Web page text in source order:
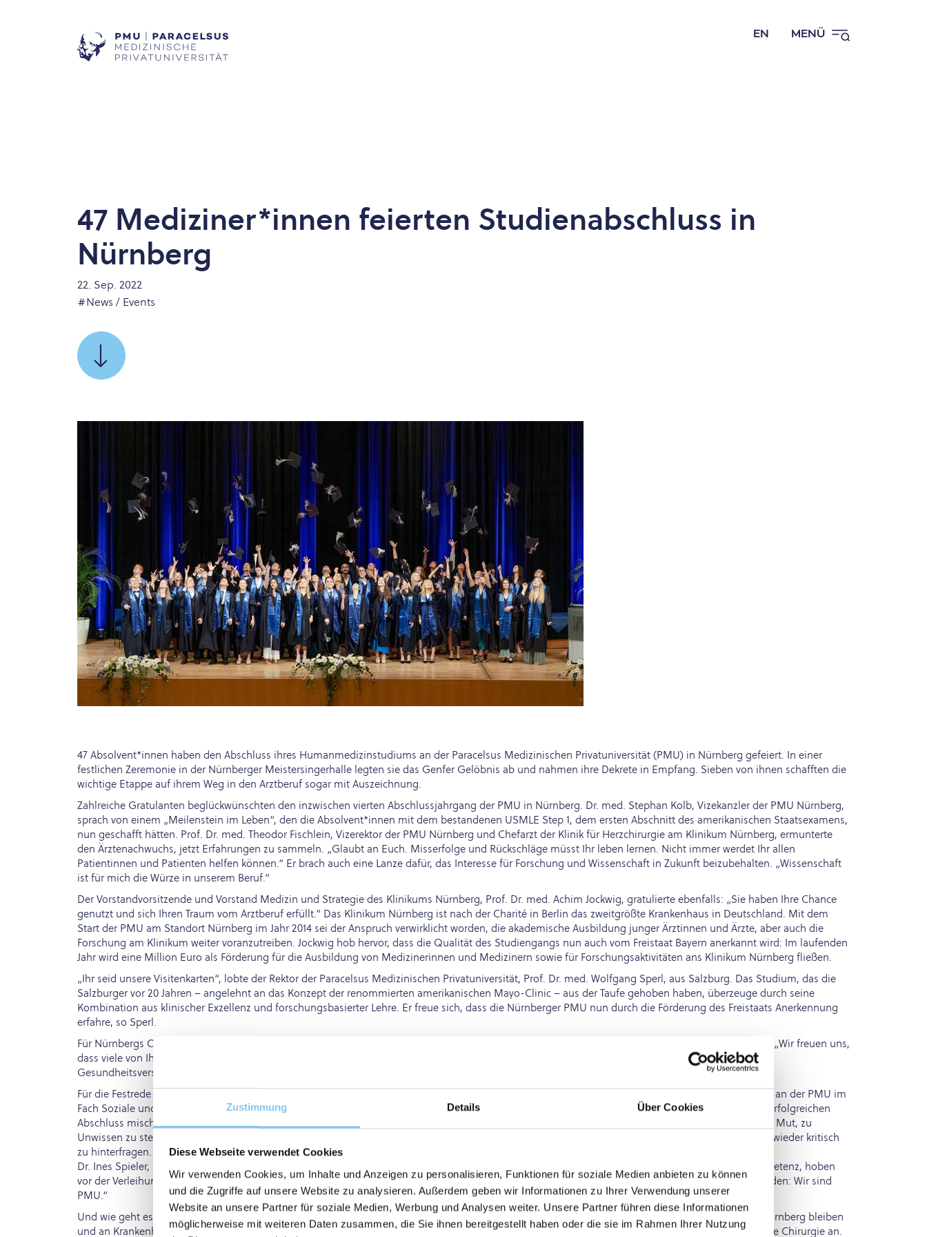
Zustimmung Details Über Cookies
Diese Webseite verwendet Cookies
Wir verwenden Cookies, um Inhalte und Anzeigen zu personalisieren, Funktionen für soziale Medien anbieten zu können
und die Zugriffe auf unsere Website zu analysieren. Außerdem geben wir Informationen zu Ihrer Verwendung unserer
Website an unsere Partner für soziale Medien, Werbung und Analysen weiter. Unsere Partner führen diese Informationen
möglicherweise mit weiteren Daten zusammen, die Sie ihnen bereitgestellt haben oder die sie im Rahmen Ihrer Nutzung
EN MENÜ
47 Mediziner*innen feierten Studienabschluss in
Nürnberg
22. Sep. 2022
#News / Events
SCROLLEN
SIE
47 Absolvent*innen haben den Abschluss ihres Humanmedizinstudiums an der Paracelsus Medizinischen Privatuniversität (PMU) in Nürnberg gefeiert. In einer
festlichen Zeremonie in der Nürnberger Meistersingerhalle legten sie das Genfer Gelöbnis ab und nahmen ihre Dekrete in Empfang. Sieben von ihnen schafften die
wichtige Etappe auf ihrem Weg in den Arztberuf sogar mit Auszeichnung.
Zahlreiche Gratulanten beglückwünschten den inzwischen vierten Abschlussjahrgang der PMU in Nürnberg. Dr. med. Stephan Kolb, Vizekanzler der PMU Nürnberg,
sprach von einem „Meilenstein im Leben“, den die Absolvent*innen mit dem bestandenen USMLE Step 1, dem ersten Abschnitt des amerikanischen Staatsexamens,
nun geschafft hätten. Prof. Dr. med. Theodor Fischlein, Vizerektor der PMU Nürnberg und Chefarzt der Klinik für Herzchirurgie am Klinikum Nürnberg, ermunterte
den Ärztenachwuchs, jetzt Erfahrungen zu sammeln. „Glaubt an Euch. Misserfolge und Rückschläge müsst Ihr leben lernen. Nicht immer werdet Ihr allen
Patientinnen und Patienten helfen können.“ Er brach auch eine Lanze dafür, das Interesse für Forschung und Wissenschaft in Zukunft beizubehalten. „Wissenschaft
ist für mich die Würze in unserem Beruf.“
Der Vorstandvorsitzende und Vorstand Medizin und Strategie des Klinikums Nürnberg, Prof. Dr. med. Achim Jockwig, gratulierte ebenfalls: „Sie haben Ihre Chance
genutzt und sich Ihren Traum vom Arztberuf erfüllt.“ Das Klinikum Nürnberg ist nach der Charité in Berlin das zweitgrößte Krankenhaus in Deutschland. Mit dem
Start der PMU am Standort Nürnberg im Jahr 2014 sei der Anspruch verwirklicht worden, die akademische Ausbildung junger Ärztinnen und Ärzte, aber auch die
Forschung am Klinikum weiter voranzutreiben. Jockwig hob hervor, dass die Qualität des Studiengangs nun auch vom Freistaat Bayern anerkannt wird: Im laufenden
Jahr wird eine Million Euro als Förderung für die Ausbildung von Medizinerinnen und Medizinern sowie für Forschungsaktivitäten ans Klinikum Nürnberg fließen.
„Ihr seid unsere Visitenkarten“, lobte der Rektor der Paracelsus Medizinischen Privatuniversität, Prof. Dr. med. Wolfgang Sperl, aus Salzburg. Das Studium, das die
Salzburger vor 20 Jahren – angelehnt an das Konzept der renommierten amerikanischen Mayo-Clinic – aus der Taufe gehoben haben, überzeuge durch seine
Kombination aus klinischer Exzellenz und forschungsbasierter Lehre. Er freue sich, dass die Nürnberger PMU nun durch die Förderung des Freistaats Anerkennung
erfahre, so Sperl.
Für Nürnbergs Oberbürgermeister Marcus König überbrachte Stadträtin und Verwaltungsratsmitglied Claudia Bälz die Glückwünsche an die Alumni. „Wir freuen uns,
dass viele von Ihnen am Klinikum oder an einem Krankenhaus in der Metropolregion ihre Ausbildung fortsetzen. Das ist eine gute Nachricht für die
Gesundheitsversorgung und die Bürgerinnen und Bürger hier“, betont Bälz.
Für die Festrede hatten sich die Studierenden Dr. med. Leyla Güzelsoy, Ärztin an der Klinik für Psychosomatische Medizin am Klinikum und Lehrende an der PMU im
Fach Soziale und Kommunikative Kompetenz, gewünscht. Sie erinnert sich an ihren eigenen Start ins Berufsleben als Ärztin. In die Freude über den erfolgreichen
Abschluss mischte sich auch eine gehörige Portion Angst, jetzt für das Leben von Patientinnen und Patienten verantwortlich zu sein. „Haben Sie den Mut, zu
Unwissen zu stehen, sich Hilfe zu holen und den Anspruch aufzugeben, immer alles wissen zu müssen. Haben Sie den Mut, auch Bewährtes immer wieder kritisch
zu hinterfragen. Und haben Sie auch den Mut, Ihre Meinung zu ändern“, gab Güzelsoy den jungen Kolleginnen und Kollegen mit auf den Weg.
Dr. Ines Spieler, Studiengangsleiterin Humanmedizin an der PMU Nürnberg, und Dr. Barbara Stein, Koordinatorin Soziale und Kommunikative Kompetenz, hoben
vor der Verleihung der Dekrete hervor, wie wichtig dem vierten Jahrgang die universitäre Gemeinschaft war: „Es ist ein spürbares Wir-Gefühl entstanden: Wir sind
PMU.“
Und wie geht es nach der akademischen Feier samt dem obligatorischen Hütewerfen für den ärztlichen Nachwuchs weiter? Etwa die Hälfte will in Nürnberg bleiben
und an Krankenhäusern in der Metropolregion weitere Erfahrungen sammeln. Absolventin Nina Meyerhofer etwa peilt für ihre Facharztausbildung die Chirurgie an.